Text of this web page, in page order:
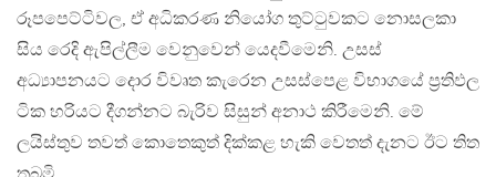
රූපපෙට්ටිවල, ඒ අධිකරණ නියෝග තුට්ටුවකට නොසලකා
සිය රෙදි ඇපිල්ලීම වෙනුවෙන් යෙදවීමෙනි. උසස්
අධ්‍යාපනයට දොර විවෘත කැරෙන උසස්පෙළ විභාගයේ ප්‍රතිඵල
ටික හරියට දීගන්නට බැරිව සිසුන් අනාථ කිරීමෙනි. මේ
ලයිස්තුව තවත් කොතෙකුත් දික්කළ හැකි වෙතත් දැනට ඊට තිත